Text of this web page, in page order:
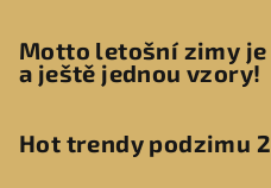
Motto letošní zimy
a ještě jednou vzory!
Hot trendy podzimu